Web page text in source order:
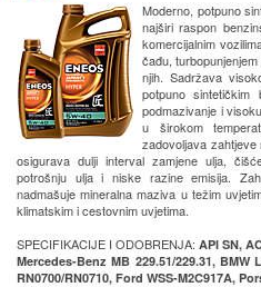
Moderno, potpuno
najširi raspon
komercijalnim
čađu,
njih. Sadržava
potpuno
podmazivanje i
u širokom
zadovoljava
osigurava dulji interval zamjene ulja,
potrošnju ulja i niske razine emisija.
nadmašuje mineralna maziva u težim
klimatskim i cestovnim uvjetima.
SPECIFIKACIJE I ODOBRENJA: API SN,
Mercedes-Benz MB 229.51/229.31,
RN0700/RN0710, Ford WSS-M2C917A,